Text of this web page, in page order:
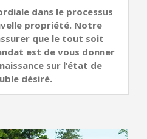
dans le processus
propriété. Notre
que le tout soit
est de vous donner
sur l’état de
désiré.